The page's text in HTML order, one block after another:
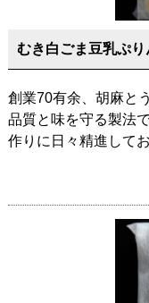
むき白ごま豆乳ぷり
創業70有余、胡麻と
品質と味を守る製法
作りに日々精進してお